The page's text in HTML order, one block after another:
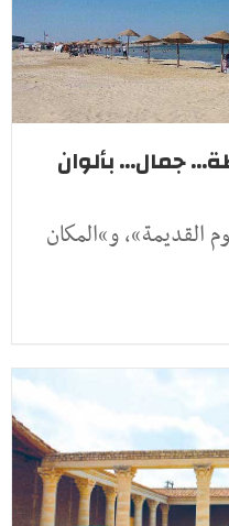
جمال... بألوان
القديمة»، و»المكان